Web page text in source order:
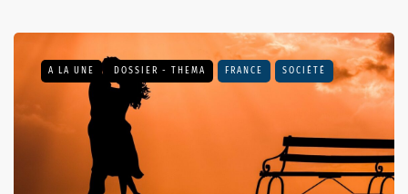
A LA UNE DOSSIER - THEMA FRANCE SOCIÉTÉ